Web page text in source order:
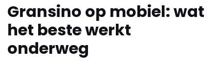
Gransino op mobiel: wat
het beste werkt
onderweg